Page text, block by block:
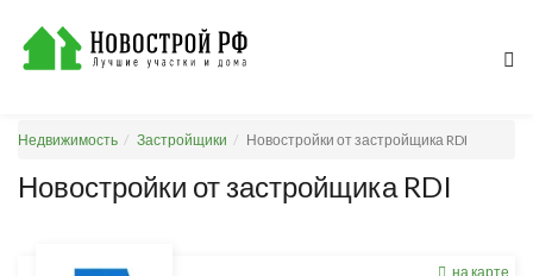
Недвижимость Застройщики Новостройки от застройщика RDI
Новостройки от застройщика RDI
на карте